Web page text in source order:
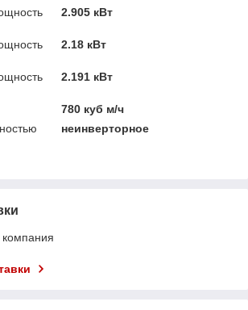
2.905 кВт
2.18 кВт
2.191 кВт
780 куб м/ч
неинверторное